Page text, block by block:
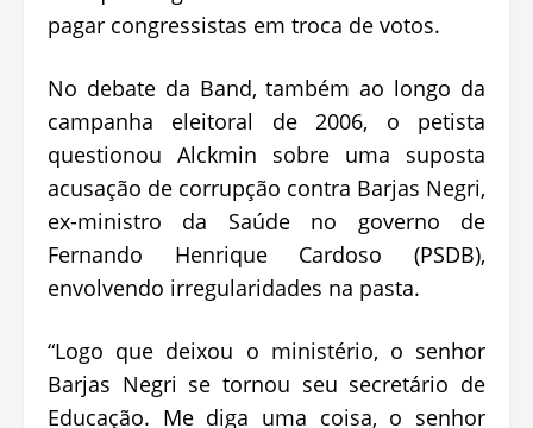
pagar congressistas em troca de votos.
No debate da Band, também ao longo da
campanha eleitoral de 2006, o petista
questionou Alckmin sobre uma suposta
acusação de corrupção contra Barjas Negri,
ex-ministro da Saúde no governo de
Fernando Henrique Cardoso (PSDB),
envolvendo irregularidades na pasta.
“Logo que deixou o ministério, o senhor
Barjas Negri se tornou seu secretário de
Educação. Me diga uma coisa, o senhor